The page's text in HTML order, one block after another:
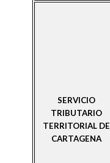
SERVICIO
TRIBUTARIO
TERRITORIAL DE
CARTAGENA